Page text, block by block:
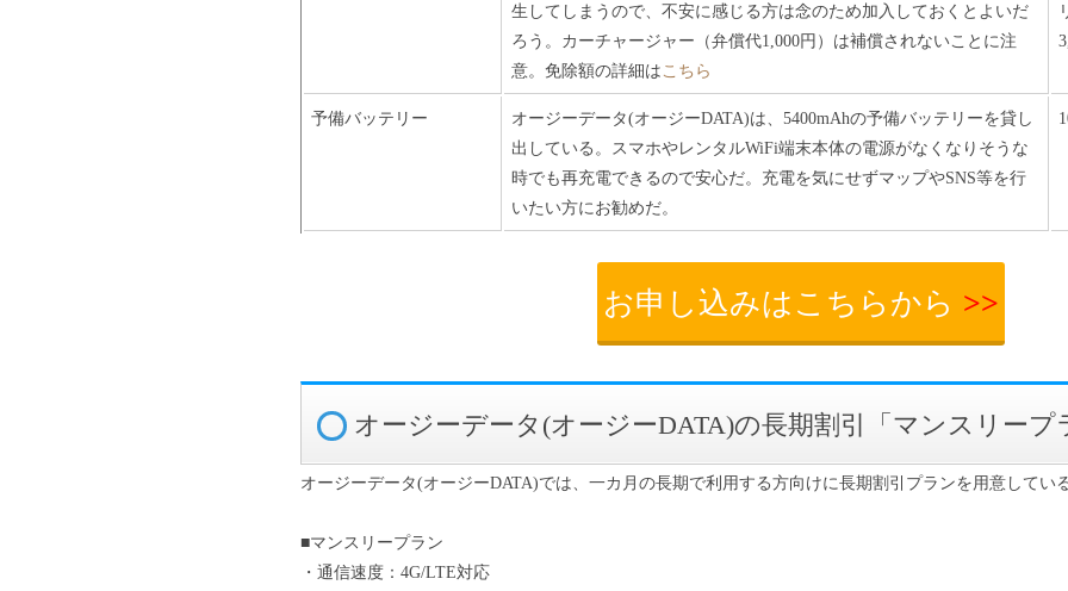
生してしまうので、不安に感じる方は念のため加入しておくとよいだ
ろう。カーチャージャー（弁償代1,000円）は補償されないことに注
意。免除額の詳細は こちら
予備バッテリー
オージーデータ(オージーDATA)は、5400mAhの予備バッテリーを貸し
出している。スマホやレンタルWiFi端末本体の電源がなくなりそうな
時でも再充電できるので安心だ。充電を気にせずマップやSNS等を行
いたい方にお勧めだ。
お申し込みはこちらから >>
オージーデータ(オージーDATA)の長期割引「マンスリープ
オージーデータ(オージーDATA)では、一カ月の長期で利用する方向けに長期割引プランを用意している
■マンスリープラン
・通信速度：4G/LTE対応